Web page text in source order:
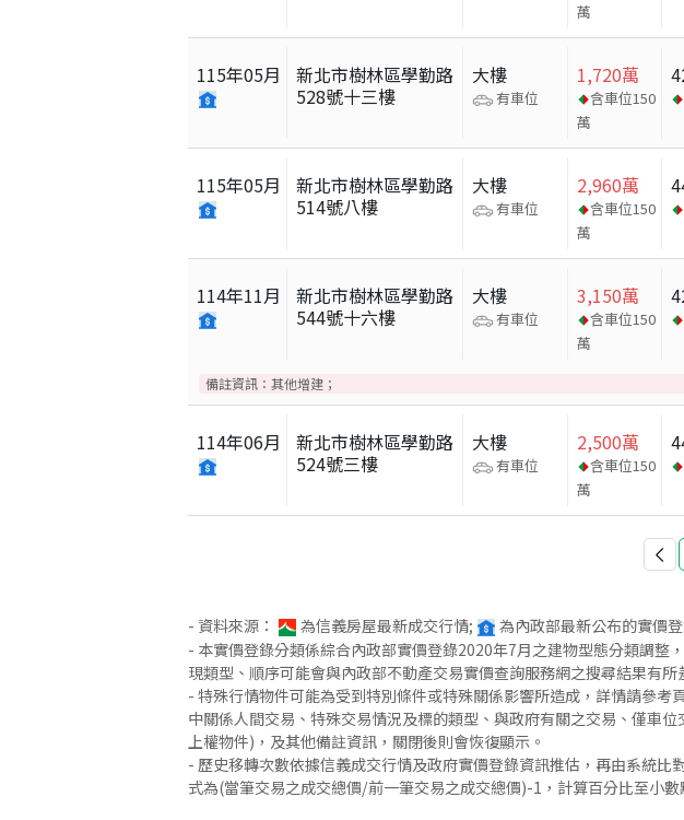
萬
115年05月
新北市樹林區學勤路
528號十三樓
大樓
有車位
1,720萬
含車位150
萬
115年05月
新北市樹林區學勤路
514號八樓
大樓
有車位
2,960萬
含車位150
萬
114年11月
新北市樹林區學勤路
544號十六樓
大樓
有車位
3,150萬
含車位150
萬
備註資訊： 其他增建；
114年06月
新北市樹林區學勤路
524號三樓
大樓
有車位
2,500萬
含車位150
萬
- 資料來源： 為信義房屋最新成交行情; 為內政部最新公布的實價
- 本實價登錄分類係綜合內政部實價登錄2020年7月之建物型態分類調
現類型、順序可能會與內政部不動產交易實價查詢服務網之搜尋結果有所
- 特殊行情物件可能為受到特別條件或特殊關係影響所造成，詳情請參
中關係人間交易、特殊交易情況及標的類型、與政府有關之交易、僅車
上權物件)，及其他備註資訊，關閉後則會恢復顯示。
- 歷史移轉次數依據信義成交行情及政府實價登錄資訊推估，再由系統
式為(當筆交易之成交總價/前一筆交易之成交總價)-1，計算百分比至小